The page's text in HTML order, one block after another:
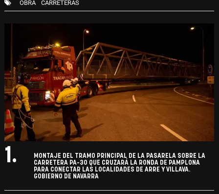
OBRA CARRETERAS
1.
MONTAJE DEL TRAMO PRINCIPAL DE LA PASARELA SOBRE LA
CARRETERA PA-30 QUE CRUZARÁ LA RONDA DE PAMPLONA
PARA CONECTAR LAS LOCALIDADES DE ARRE Y VILLAVA.
GOBIERNO DE NAVARRA